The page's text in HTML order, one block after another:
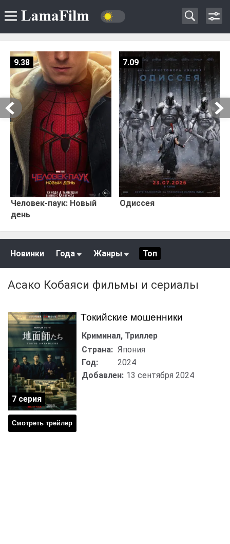
Человек-паук: Новый
день
9.38
Одиссея
7.09
Новинки Года Жанры Топ
Асако Кобаяси фильмы и сериалы
Токийские мошенники
Смотреть трейлер
Криминал, Триллер
Страна: Япония
Год:
2024
Добавлен: 13 сентября 2024
7 серия